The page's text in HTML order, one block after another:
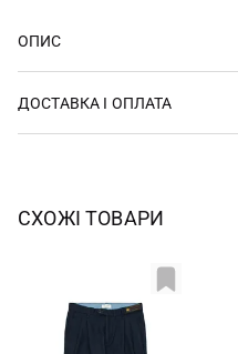
ОПИС
ДОСТАВКА І ОПЛАТА
СХОЖІ ТОВАРИ